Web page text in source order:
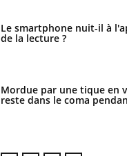
Le smartphone nuit-il à
de la lecture ?
Mordue par une tique en
reste dans le coma